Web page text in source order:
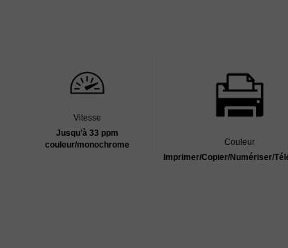
Vitesse
Jusqu’à 33 ppm
couleur/monochrome
Couleur
Imprimer/Copier/Numériser/